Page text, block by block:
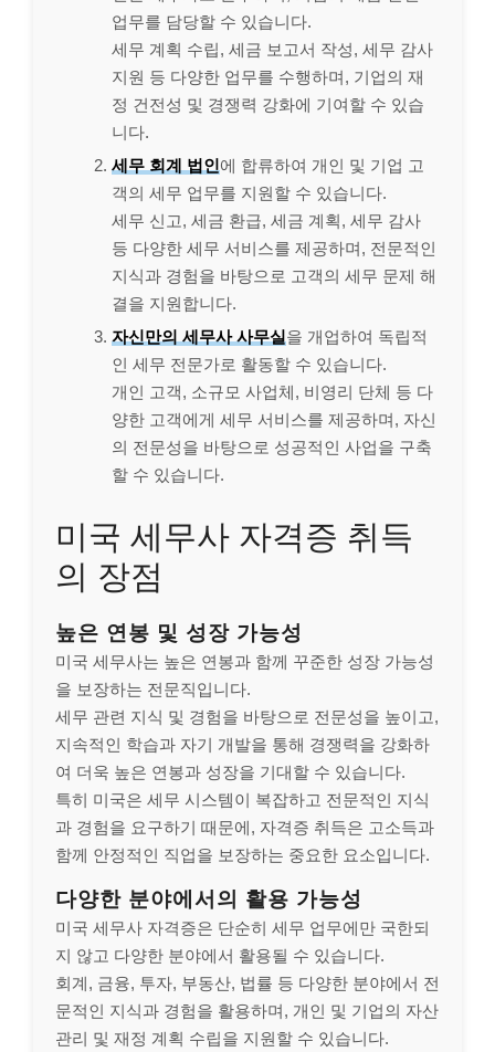
업무를 담당할 수 있습니다.
세무 계획 수립, 세금 보고서 작성, 세무 감사
지원 등 다양한 업무를 수행하며, 기업의 재
정 건전성 및 경쟁력 강화에 기여할 수 있습
니다.
세무 회계 법인에 합류하여 개인 및 기업 고
객의 세무 업무를 지원할 수 있습니다.
세무 신고, 세금 환급, 세금 계획, 세무 감사
등 다양한 세무 서비스를 제공하며, 전문적인
지식과 경험을 바탕으로 고객의 세무 문제 해
결을 지원합니다.
자신만의 세무사 사무실을 개업하여 독립적
인 세무 전문가로 활동할 수 있습니다.
개인 고객, 소규모 사업체, 비영리 단체 등 다
양한 고객에게 세무 서비스를 제공하며, 자신
의 전문성을 바탕으로 성공적인 사업을 구축
할 수 있습니다.
미국 세무사 자격증 취득
의 장점
높은 연봉 및 성장 가능성
미국 세무사는 높은 연봉과 함께 꾸준한 성장 가능성
을 보장하는 전문직입니다.
세무 관련 지식 및 경험을 바탕으로 전문성을 높이고,
지속적인 학습과 자기 개발을 통해 경쟁력을 강화하
여 더욱 높은 연봉과 성장을 기대할 수 있습니다.
특히 미국은 세무 시스템이 복잡하고 전문적인 지식
과 경험을 요구하기 때문에, 자격증 취득은 고소득과
함께 안정적인 직업을 보장하는 중요한 요소입니다.
다양한 분야에서의 활용 가능성
미국 세무사 자격증은 단순히 세무 업무에만 국한되
지 않고 다양한 분야에서 활용될 수 있습니다.
회계, 금융, 투자, 부동산, 법률 등 다양한 분야에서 전
문적인 지식과 경험을 활용하며, 개인 및 기업의 자산
관리 및 재정 계획 수립을 지원할 수 있습니다.